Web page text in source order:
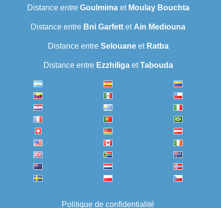
Distance entre Goulmimaet Moulay Bouchta
Distance entre Bni Garfett et Ain Mediouna
Distance entre Selouaneet Ratba
Distance entre EzzhiligaetTabouda
Politique de confidentialité